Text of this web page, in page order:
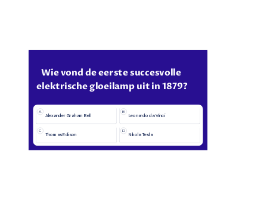
Wie vond de eerste succesvolle
elektrische gloeilamp uit in 1879?
A
Alexander Graham Bell
B
Leonardo da Vinci
C
Thomas Edison
D
Nikola Tesla